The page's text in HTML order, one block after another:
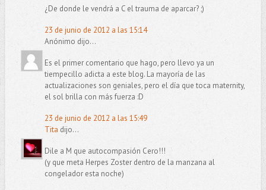
¿De donde le vendrá a C el trauma de aparcar? ;)
23 de junio de 2012 a las 15:14
Anónimo dijo...
Es el primer comentario que hago, pero llevo ya un
tiempecillo adicta a este blog. La mayoría de las
actualizaciones son geniales, pero el día que toca maternity,
el sol brilla con más fuerza :D
23 de junio de 2012 a las 15:49
Tita dijo...
Dile a M que autocompasión Cero!!!
(y que meta Herpes Zoster dentro de la manzana al
congelador esta noche)